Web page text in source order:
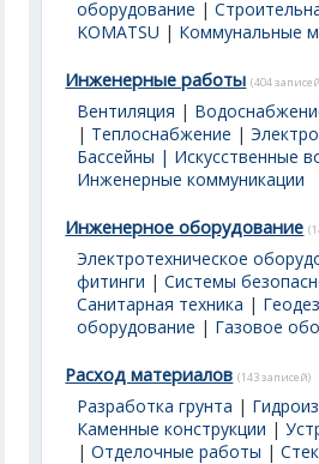
оборудование |
KOMATSU | Коммунальные
Инженерные работы (404
Вентиляция |
| Теплоснабжение |
Бассейны | Искусственные
Инженерные коммуникации
Инженерное оборудование
Электротехническое
фитинги |Системы
Санитарная техника |
оборудование | Газовое
Расход материалов (143 записей)
Разработка грунта |
Каменные конструкции |
|Отделочные работы |